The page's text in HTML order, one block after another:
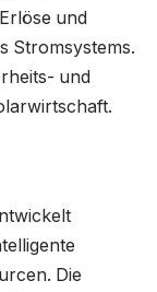
und
Stromsystems.
und
Die